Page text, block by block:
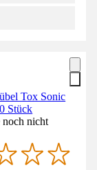
Tox Sonic
Stück
nicht